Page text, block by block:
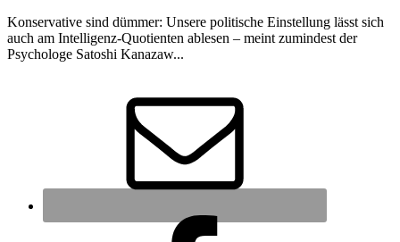
Konservative sind dümmer: Unsere politische Einstellung lässt sich
auch am Intelligenz-Quotienten ablesen – meint zumindest der
Psychologe Satoshi Kanazaw...